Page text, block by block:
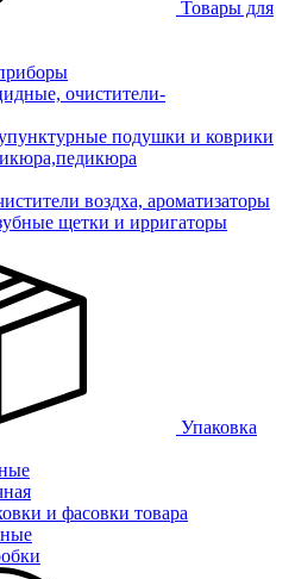
Товары для
очистители-
подушки и коврики
воздха, ароматизаторы
щетки и ирригаторы
Упаковка
и фасовки товара